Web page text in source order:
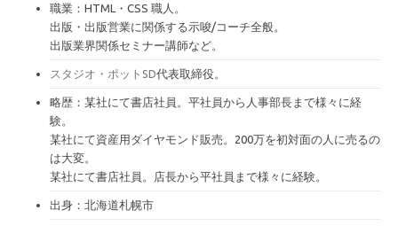
職業：HTML・CSS 職人。
出版・出版営業に関係する示唆/コーチ全般。
出版業界関係セミナー講師など。
スタジオ・ポットSD代表取締役。
略歴：某社にて書店社員。平社員から人事部長まで様々に経
験。
某社にて資産用ダイヤモンド販売。200万を初対面の人に売るの
は大変。
某社にて書店社員。店長から平社員まで様々に経験。
出身：北海道札幌市